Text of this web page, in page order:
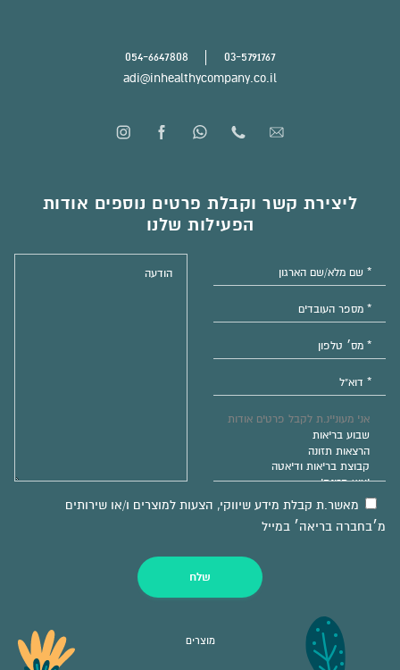
03-5791767
054-6647808
adi@inhealthycompany.co.il
ליצירת קשר וקבלת פרטים נוספים אודות
הפעילות שלנו
מאשר.ת קבלת מידע שיווקי, הצעות למוצרים ו/או שירותים
מ׳בחברה בריאה׳ במייל
שלח
מוצרים